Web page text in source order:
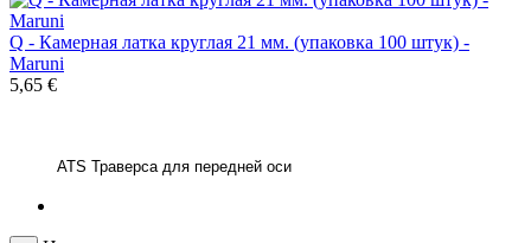
Q - Камерная латка круглая 21 мм. (упаковка 100 штук) -
Maruni
5,65 €
ATS Траверса для передней оси